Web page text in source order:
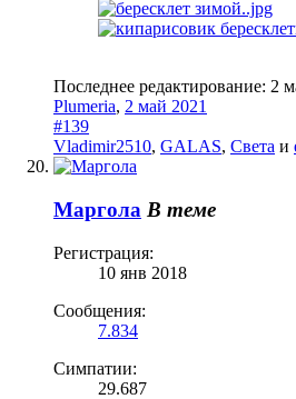
Последнее редактирование: 2
Plumeria, 2 май 2021
#139
Vladimir2510, GALAS, Света и
Маргола В теме
Регистрация:
10 янв 2018
Сообщения:
7.834
Симпатии:
29.687